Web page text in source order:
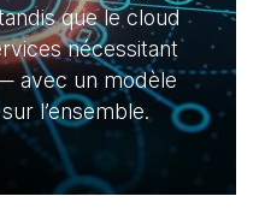
que le cloud
nécessitant
avec un modèle
l’ensemble.